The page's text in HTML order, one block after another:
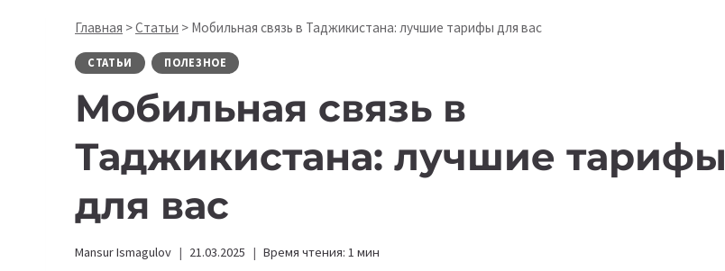
Главная >Статьи > Мобильная связь в Таджикистана: лучшие тарифы для вас
СТАТЬИ ПОЛЕЗНОЕ
Мобильная связь в
Таджикистана: лучшие тарифы
для вас
Mansur Ismagulov 21.03.2025 Время чтения: 1 мин